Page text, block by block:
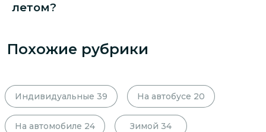
летом?
Похожие рубрики
Индивидуальные 39 На автобусе 20
На автомобиле 24 Зимой 34